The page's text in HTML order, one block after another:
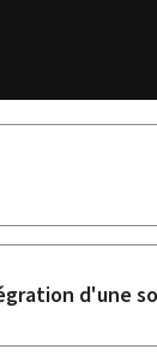
d'une